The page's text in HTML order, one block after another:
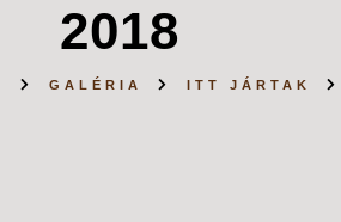
2018
GALÉRIA ITT JÁRTAK